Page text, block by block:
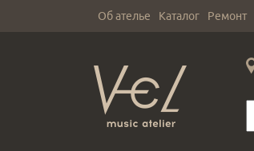
Об ателье Каталог Ремонт